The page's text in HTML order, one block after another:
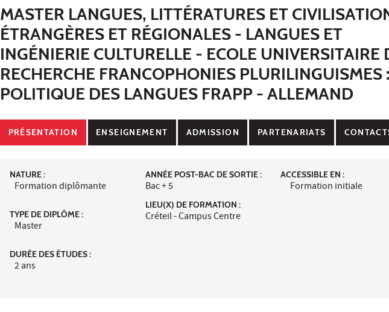
MASTER LANGUES, LITTÉRATURES ET
ÉTRANGÈRES ET RÉGIONALES - LANGUES ET
INGÉNIERIE CULTURELLE - ECOLE UNIVERSITAIRE
RECHERCHE FRANCOPHONIES PLURILINGUISMES :
POLITIQUE DES LANGUES FRAPP - ALLEMAND
PRÉSENTATION ENSEIGNEMENT ADMISSION PARTENARIATS
NATURE :
Formation diplômante
TYPE DE DIPLÔME :
Master
DURÉE DES ÉTUDES :
2 ans
ANNÉE POST-BAC DE SORTIE :
Bac + 5
LIEU(X) DE FORMATION :
Créteil - Campus Centre
ACCESSIBLE EN :
Formation initiale